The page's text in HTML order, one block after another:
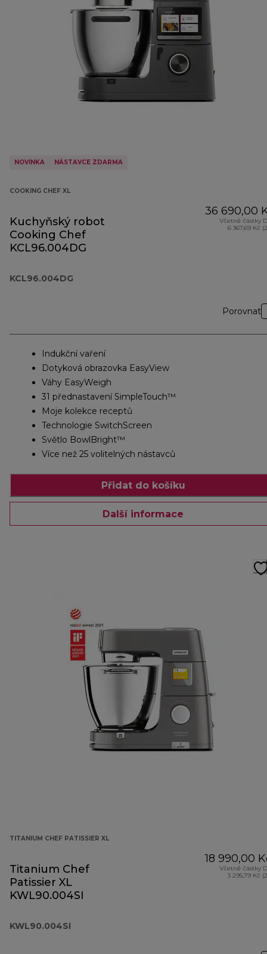
NOVINKA NÁSTAVCE ZDARMA
COOKING CHEF XL
Kuchyňský robot
Cooking Chef
KCL96.004DG
KCL96.004DG
36 690,00
Včetně částky
6 367,69 Kč
Porovnat
Indukční vaření
Dotyková obrazovka EasyView
Váhy EasyWeigh
31 přednastavení SimpleTouch™
Moje kolekce receptů
Technologie SwitchScreen
Světlo BowlBright™
Více než 25 volitelných nástavců
Přidat do košíku
Další informace
TITANIUM CHEF PATISSIER XL
Titanium Chef
Patissier XL
KWL90.004SI
KWL90.004SI
18 990,00
Včetně částky
3 295,79 Kč